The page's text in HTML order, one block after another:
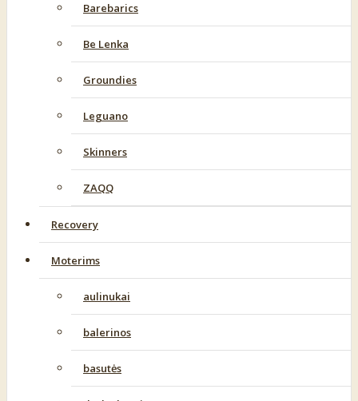
Barebarics
Be Lenka
Groundies
Leguano
Skinners
ZAQQ
Recovery
Moterims
aulinukai
balerinos
basutės